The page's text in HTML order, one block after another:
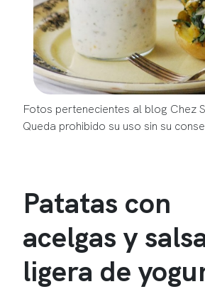
Fotos pertenecientes al blog Chez
Queda prohibido su uso sin su
Patatas con
acelgas y
ligera de